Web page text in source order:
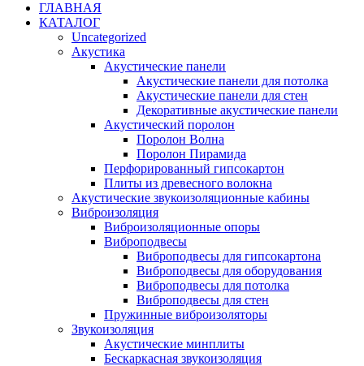
ГЛАВНАЯ
КАТАЛОГ
Uncategorized
Акустика
Акустические панели
Акустические панели для потолка
Акустические панели для стен
Декоративные акустические панели
Акустический поролон
Поролон Волна
Поролон Пирамида
Перфорированный гипсокартон
Плиты из древесного волокна
Акустические звукоизоляционные кабины
Виброизоляция
Виброизоляционные опоры
Виброподвесы
Виброподвесы для гипсокартона
Виброподвесы для оборудования
Виброподвесы для потолка
Виброподвесы для стен
Пружинные виброизоляторы
Звукоизоляция
Акустические минплиты
Бескаркасная звукоизоляция